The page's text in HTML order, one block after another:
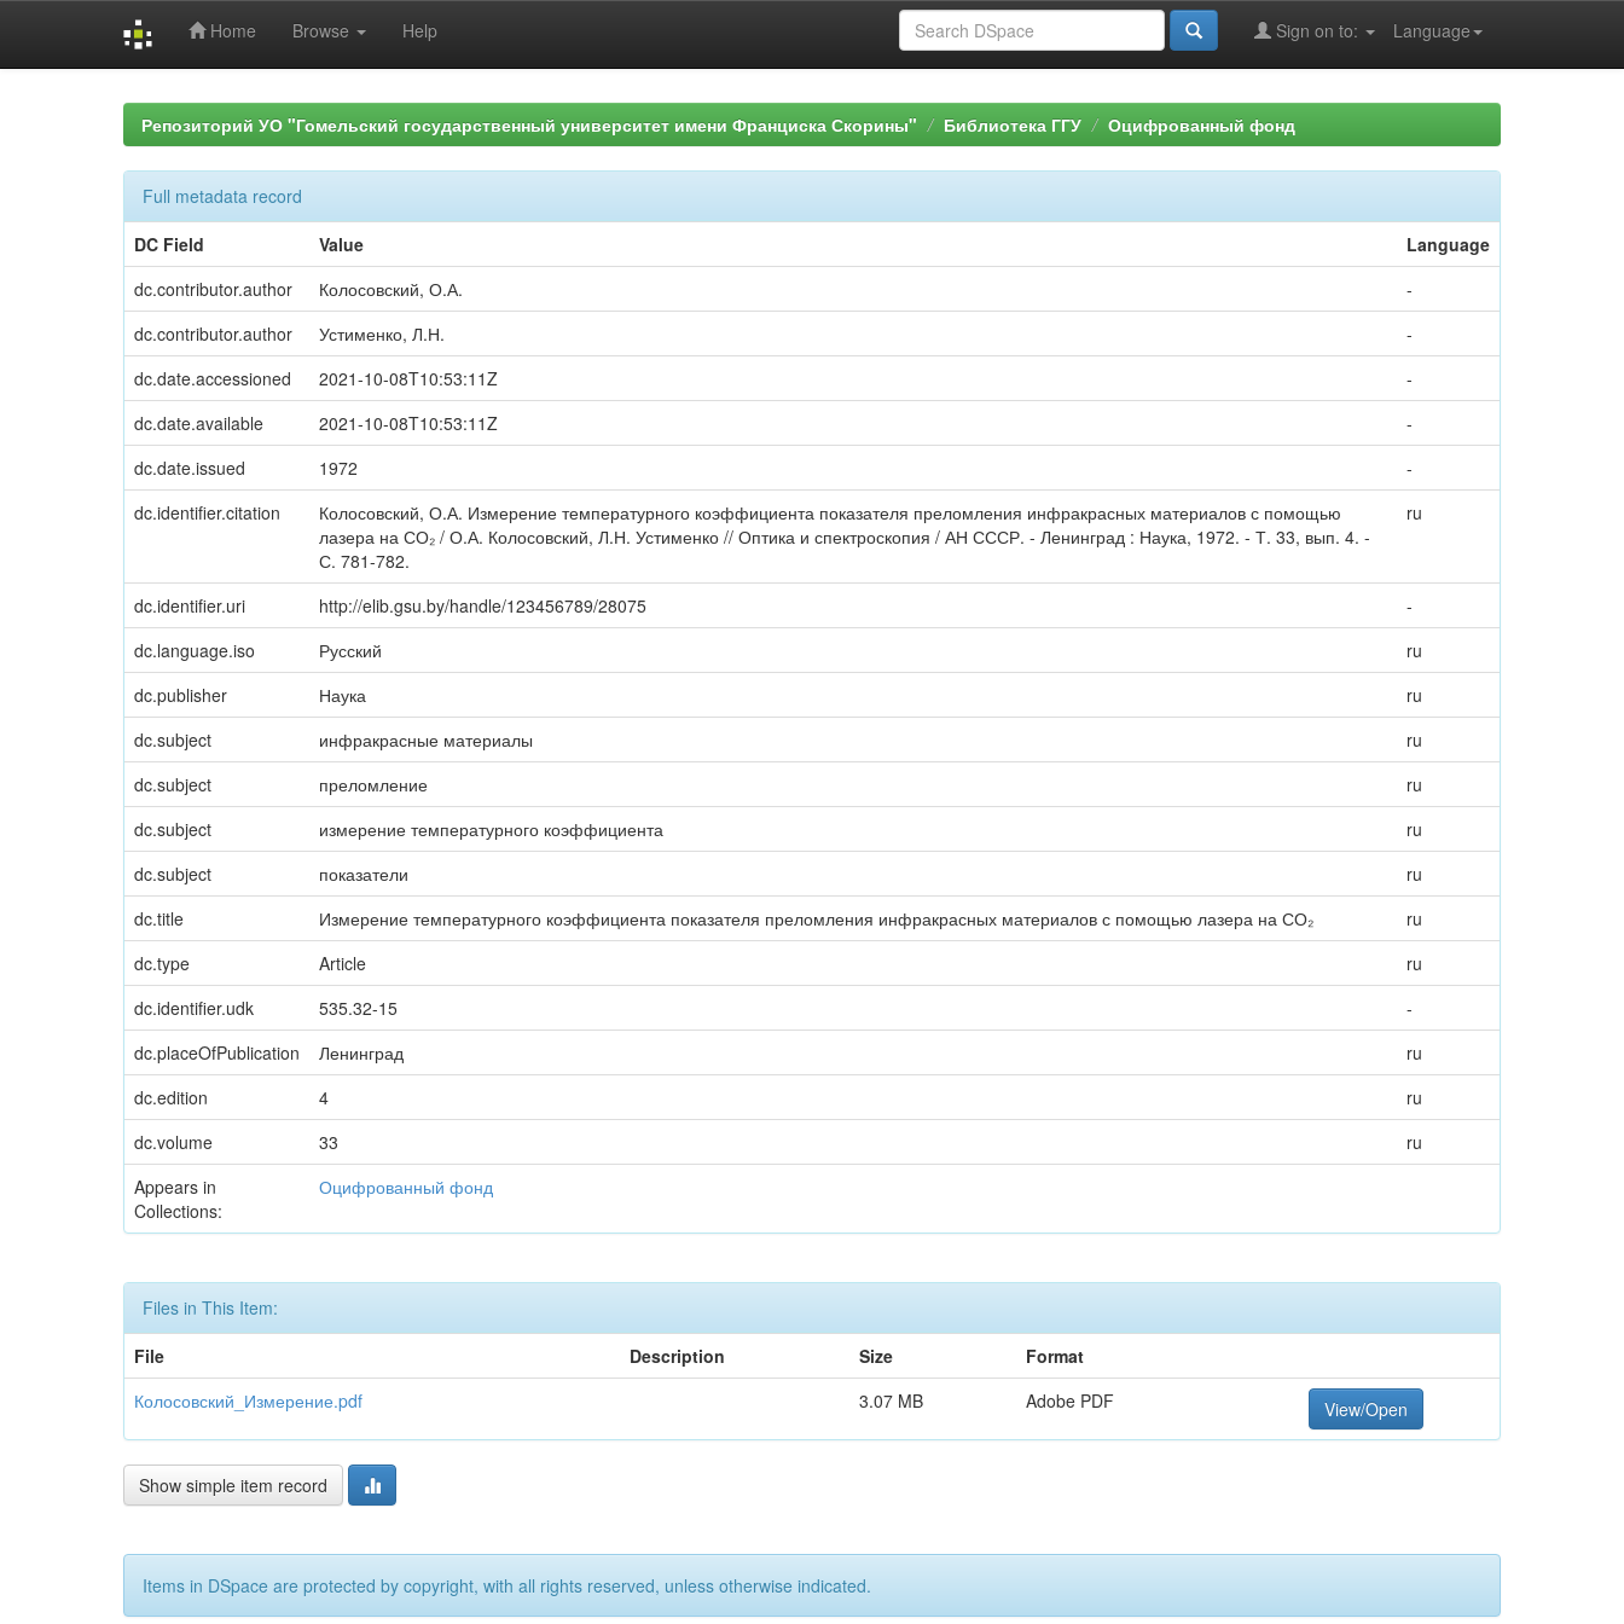
Home Browse Help Language
Sign on to:
Репозиторий УО "Гомельский государственный университет имени Франциска Скорины" Библиотека ГГУ Оцифрованный фонд
Full metadata record
DC Field
Value
Language
dc.contributor.author
Колосовский, О.А.
-
dc.contributor.author
Устименко, Л.Н.
-
dc.date.accessioned
2021-10-08T10:53:11Z
-
dc.date.available
2021-10-08T10:53:11Z
-
dc.date.issued
1972
-
dc.identifier.citation
Колосовский, О.А. Измерение температурного коэффициента показателя преломления инфракрасных материалов с помощью
лазера на СО₂ / О.А. Колосовский, Л.Н. Устименко // Оптика и спектроскопия / АН СССР. - Ленинград : Наука, 1972. - Т. 33, вып. 4. -
С. 781-782.
ru
dc.identifier.uri http://elib.gsu.by/handle/123456789/28075
-
dc.language.iso
Русский
ru
dc.publisher
Наука
ru
dc.subject
инфракрасные материалы
ru
dc.subject
преломление
ru
dc.subject
измерение температурного коэффициента
ru
dc.subject
показатели
ru
dc.title
Измерение температурного коэффициента показателя преломления инфракрасных материалов с помощью лазера на СО₂
ru
dc.type
Article
ru
dc.identifier.udk
535.32-15
-
dc.placeOfPublication
Ленинград
ru
dc.edition
4
ru
dc.volume
33
ru
Appears in
Collections:
Оцифрованный фонд
Files in This Item:
File
Description Size
Format
Колосовский_Измерение.pdf
3.07 MB Adobe PDF View/Open
Show simple item record
Items in DSpace are protected by copyright, with all rights reserved, unless otherwise indicated.